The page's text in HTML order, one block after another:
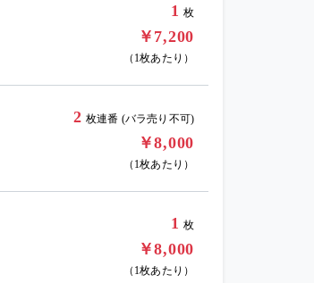
1 枚
￥7,200
（1枚あたり）
2 枚連番 (バラ売り不可)
￥8,000
（1枚あたり）
1 枚
￥8,000
（1枚あたり）